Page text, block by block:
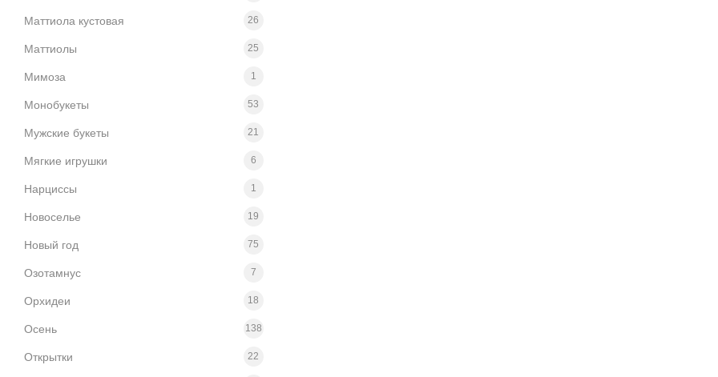
Маттиола кустовая 26
Маттиолы 25
Мимоза 1
Монобукеты 53
Мужские букеты 21
Мягкие игрушки 6
Нарциссы 1
Новоселье 19
Новый год 75
Озотамнус 7
Орхидеи 18
Осень 138
Открытки 22